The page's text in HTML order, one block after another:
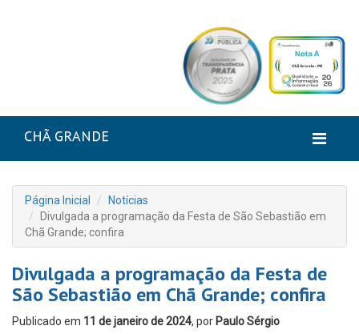
CHÃ GRANDE
Página Inicial
Notícias
Divulgada a programação da Festa de São Sebastião em
Chã Grande; confira
Divulgada a programação da Festa de
São Sebastião em Chã Grande; confira
Publicado em 11 de janeiro de 2024, por Paulo Sérgio